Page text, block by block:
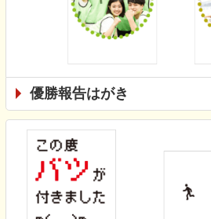
優勝報告はがき